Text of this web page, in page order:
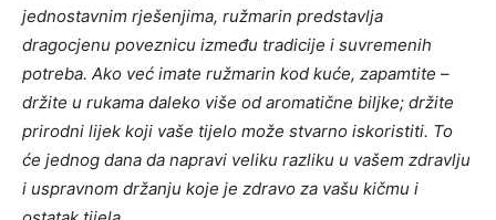
jednostavnim rješenjima, ružmarin predstavlja
dragocjenu poveznicu između tradicije i suvremenih
potreba. Ako već imate ružmarin kod kuće, zapamtite –
držite u rukama daleko više od aromatične biljke; držite
prirodni lijek koji vaše tijelo može stvarno iskoristiti. To
će jednog dana da napravi veliku razliku u vašem zdravlju
i uspravnom držanju koje je zdravo za vašu kičmu i